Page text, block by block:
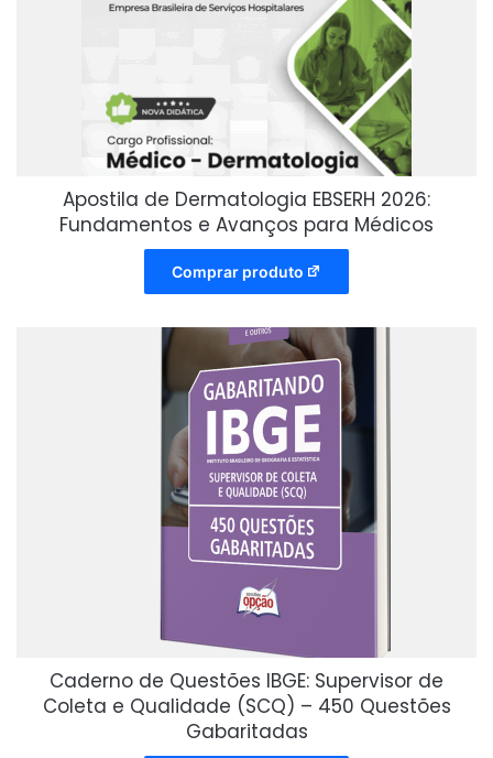
Apostila de Dermatologia EBSERH 2026:
Fundamentos e Avanços para Médicos
Comprar produto
Caderno de Questões IBGE: Supervisor de
Coleta e Qualidade (SCQ) – 450 Questões
Gabaritadas